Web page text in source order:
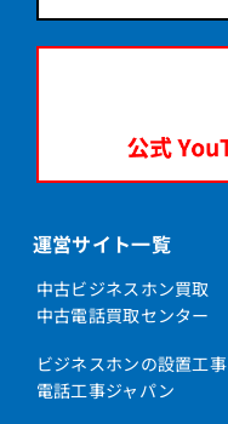
運営サイト一覧
中古ビジネスホン買取
中古電話買取センター
ビジネスホンの設置工事
電話工事ジャパン